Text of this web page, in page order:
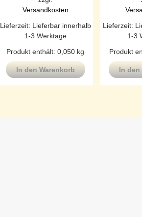
Versandkosten
Lieferzeit: Lieferbar innerhalb
1-3 Werktage
Produkt enthält: 0,050 kg
In den Warenkorb
Lieferzeit:
1-3
Produkt
In den